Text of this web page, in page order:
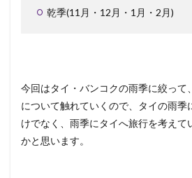
乾季(11月・12月・1月・2月)
今回はタイ・バンコクの雨季に絞って
について触れていくので、タイの雨季
けでなく、雨季にタイへ旅行を考えて
かと思います。